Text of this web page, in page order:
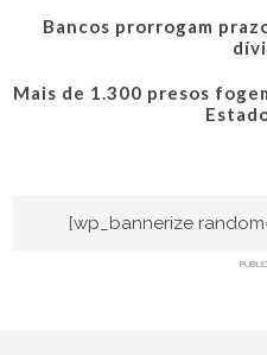
Bancos prorrogam
Mais de 1.300 presos
[wp_bannerize